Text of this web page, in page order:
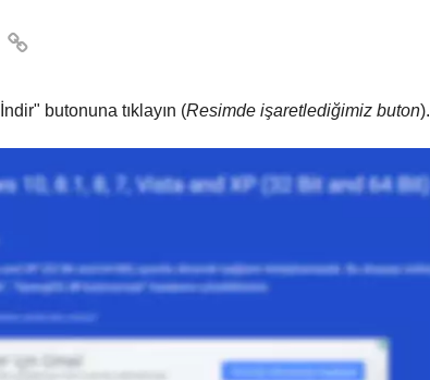

İndir" butonuna tıklayın (Resimde işaretlediğimiz buton).